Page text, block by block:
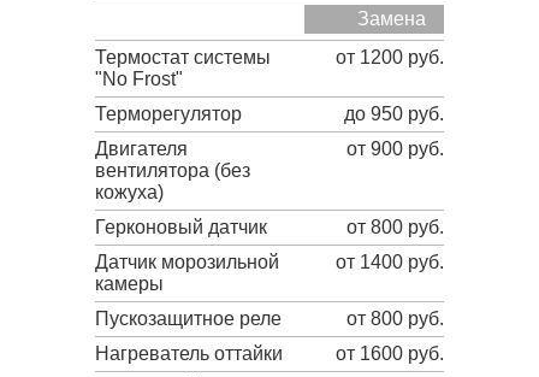
Замена
Термостат системы
"No Frost"
от 1200 руб.
Терморегулятор
до 950 руб.
Двигателя
вентилятора (без
кожуха)
от 900 руб.
Герконовый датчик
от 800 руб.
Датчик морозильной
камеры
от 1400 руб.
Пускозащитное реле
от 800 руб.
Нагреватель оттайки
от 1600 руб.